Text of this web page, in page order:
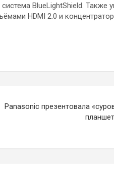
BlueLightShield. Также
HDMI 2.0 и концентратор
Panasonic презентовала